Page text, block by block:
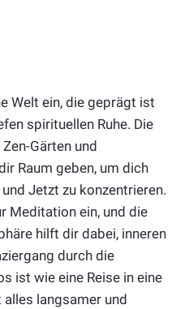
Welt ein, die geprägt ist
spirituellen Ruhe. Die
Gärten und
Raum geben, um dich
Jetzt zu konzentrieren.
Meditation ein, und die
hilft dir dabei, inneren
durch die
ist wie eine Reise in eine
langsamer und